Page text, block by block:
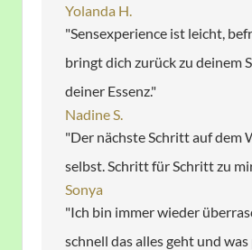
Yolanda H.
"Sensexperience ist leicht,
bringt dich zurück zu deinem
deiner Essenz."
Nadine S.
"Der nächste Schritt auf dem
selbst. Schritt für Schritt zu
Sonya
"Ich bin immer wieder
schnell das alles geht und